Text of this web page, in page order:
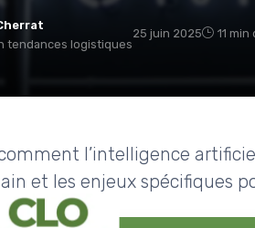
tendances logistiques
25 juin 2025 11
l’intelligence
et les enjeux spécifiques